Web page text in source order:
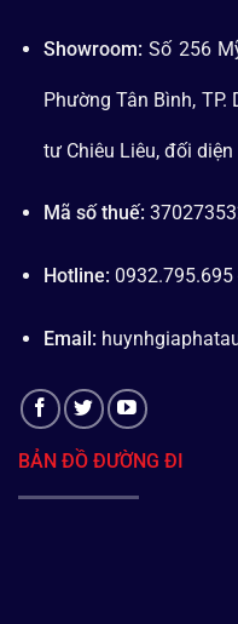
Showroom: Số 256
Phường Tân Bình, TP.
tư Chiêu Liêu, đối diện
Mã số thuế:
Hotline:
Email:
BẢN ĐỒ ĐƯỜNG ĐI